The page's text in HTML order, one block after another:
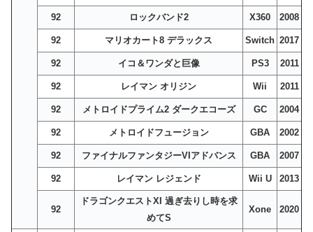
92 ロックバンド2 X360 2008
92 マリオカート8 デラックス Switch 2017
92 イコ＆ワンダと巨像 PS3 2011
92 レイマン オリジン Wii 2011
92 メトロイドプライム2 ダークエコーズ GC 2004
92 メトロイドフュージョン GBA 2002
92 ファイナルファンタジーVIアドバンス GBA 2007
92 レイマン レジェンド Wii U 2013
92
ドラゴンクエストXI 過ぎ去りし時を求
めてS
Xone 2020